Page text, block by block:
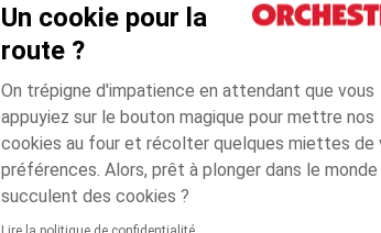
Un cookie pour la
route ?
On trépigne d'impatience en attendant que vous
appuyiez sur le bouton magique pour mettre nos
cookies au four et récolter quelques miettes de
préférences. Alors, prêt à plonger dans le monde
succulent des cookies ?